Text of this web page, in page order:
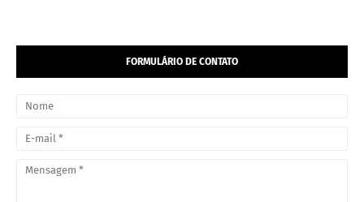
FORMULÁRIO DE CONTATO